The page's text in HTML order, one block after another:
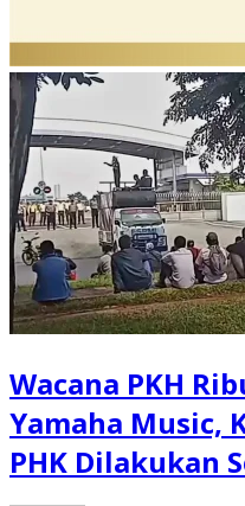
Wacana PKH
Yamaha Music,
PHK Dilakukan